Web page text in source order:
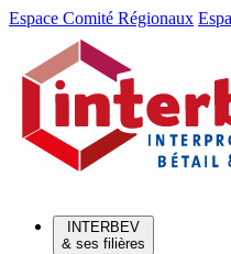
Aller
Aller
contenu
Espace Comité Régionaux
INTERBEV
& ses filières